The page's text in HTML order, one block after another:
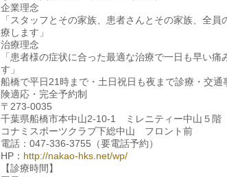
企業理念
「スタッフとその家族、患者さんとその家族、全員
療します」
治療理念
「患者様の症状に合った最適な治療で一日も早い痛
す」
船橋で平日21時まで・土日祝日も夜まで診療・交通
険適応・完全予約制
〒273-0035
千葉県船橋市本中山2-10-1 ミレニティー中山５階
コナミスポーツクラブ下総中山 フロント前
電話：047-336-3755（要電話予約）
HP： http://nakao-hks.net/wp/
【診療時間】